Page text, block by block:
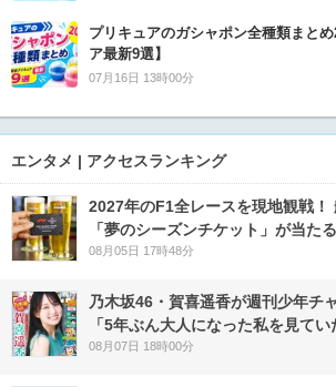
プリキュアのガシャポン全種類まと
ア最新9選】
07月16日 13時00分
エンタメ | アクセスランキング
2027年のF1全レースを現地観戦！
「夢のシーズンチケット」が当たる
08月05日 17時48分
乃木坂46・賀喜遥香が週刊少年チ
「5年ぶん大人になった私を見てい
08月07日 18時00分